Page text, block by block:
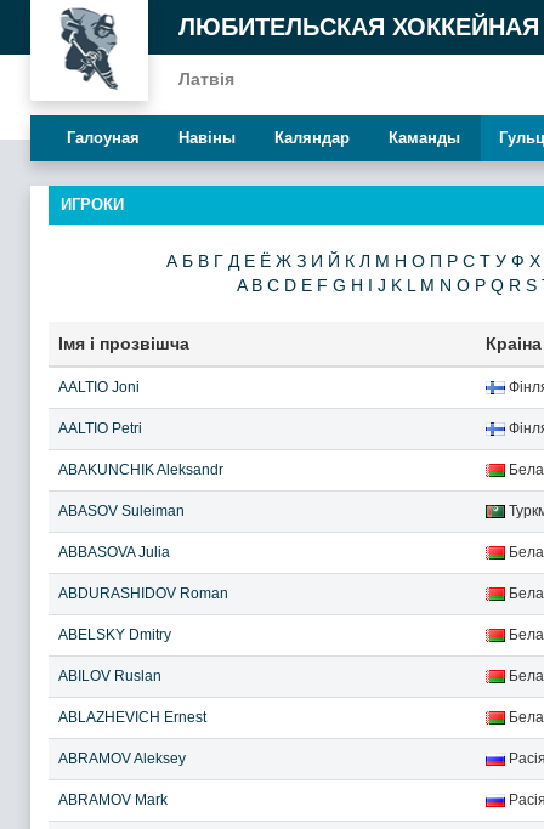
ЛЮБИТЕЛЬСКАЯ ХОККЕЙНАЯ
Латвія
Галоуная Навiны Каляндар Каманды
ИГРОКИ
А Б В Г Д Е Ё Ж З И Й К Л М Н О П Р С Т У Ф Х
A B C D E F G H I J K L M N O P Q R S
Iмя і прозвішча Краіна
AALTIO Joni
AALTIO Petri
ABAKUNCHIK Aleksandr
ABASOV Suleiman
ABBASOVA Julia
ABDURASHIDOV Roman
ABELSKY Dmitry
ABILOV Ruslan
ABLAZHEVICH Ernest
ABRAMOV Aleksey
ABRAMOV Mark